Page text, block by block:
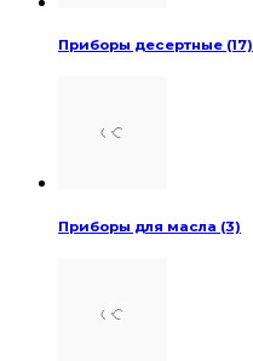
Приборы десертные (17)
Приборы для масла (3)